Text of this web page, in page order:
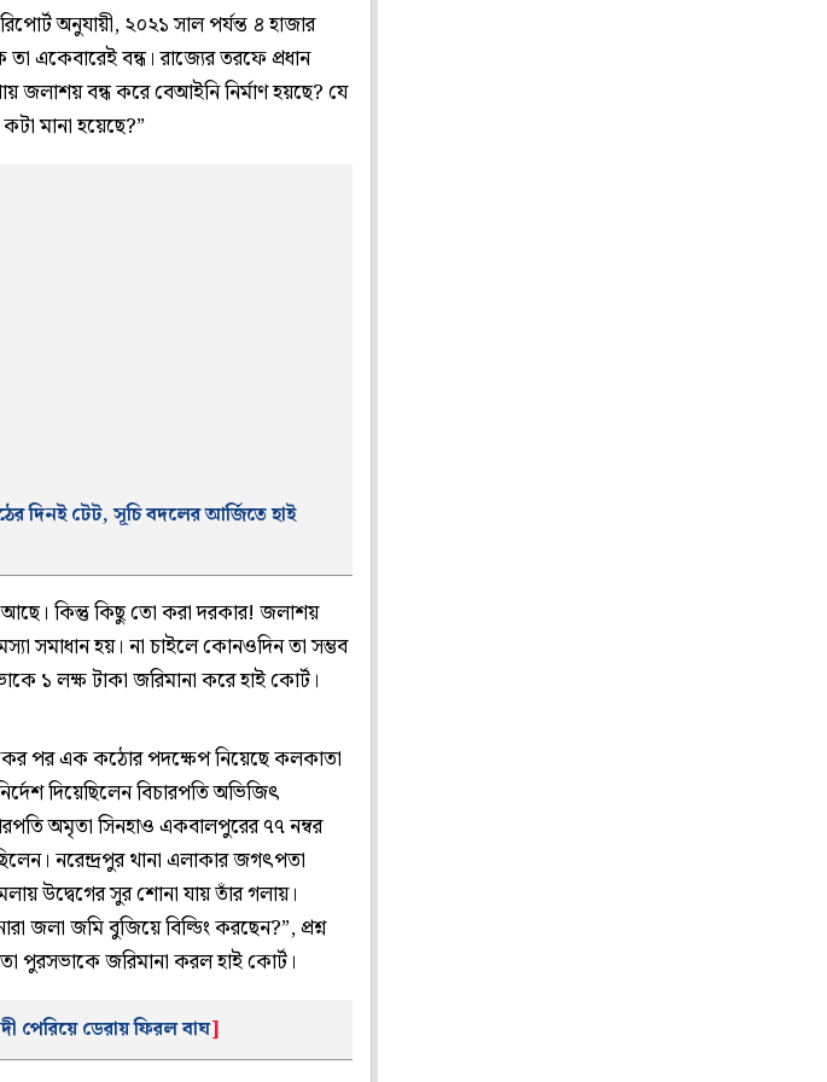
অনুযায়ী, ২০২১ সাল পর্যন্ত ৪ হাজার
একেবারেই বন্ধ। রাজ্যের তরফে প্রধান
জলাশয় বন্ধ করে বেআইনি নির্মাণ হয়ছে? যে
মানা হয়েছে?”
দিনই টেট, সূচি বদলের আর্জিতে হাই
আছে। কিন্তু কিছু তো করা দরকার! জলাশয়
সমাধান হয়। না চাইলে কোনওদিন তা সম্ভব
১ লক্ষ টাকা জরিমানা করে হাই কোর্ট।
পর এক কঠোর পদক্ষেপ নিয়েছে কলকাতা
দিয়েছিলেন বিচারপতি অভিজিৎ
অমৃতা সিনহাও একবালপুরের ৭৭ নম্বর
নরেন্দ্রপুর থানা এলাকার জগৎপতা
উদ্বেগের সুর শোনা যায় তাঁর গলায়।
জলা জমি বুজিয়ে বিল্ডিং করছেন?”, প্রশ্ন
পুরসভাকে জরিমানা করল হাই কোর্ট।
পেরিয়ে ডেরায় ফিরল বাঘ]